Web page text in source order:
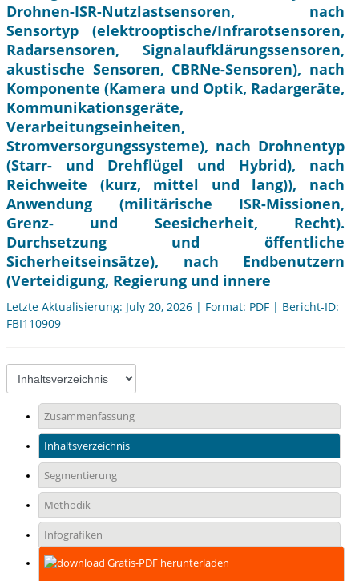
Drohnen-ISR-Nutzlastsensoren, nach
Sensortyp (elektrooptische/Infrarotsensoren,
Radarsensoren, Signalaufklärungssensoren,
akustische Sensoren, CBRNe-Sensoren), nach
Komponente (Kamera und Optik, Radargeräte,
Kommunikationsgeräte,
Verarbeitungseinheiten,
Stromversorgungssysteme), nach Drohnentyp
(Starr- und Drehflügel und Hybrid), nach
Reichweite (kurz, mittel und lang)), nach
Anwendung (militärische ISR-Missionen,
Grenz- und Seesicherheit, Recht).
Durchsetzung und öffentliche
Sicherheitseinsätze), nach Endbenutzern
(Verteidigung, Regierung und innere
Letzte Aktualisierung: July 20, 2026 | Format: PDF | Bericht-ID:
FBI110909
Zusammenfassung
Inhaltsverzeichnis
Segmentierung
Methodik
Infografiken
Gratis-PDF herunterladen